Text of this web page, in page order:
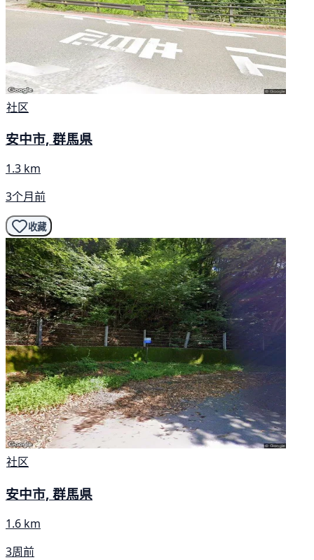
社区
安中市, 群馬県
1.3 km
3个月前
收藏
社区
安中市, 群馬県
1.6 km
3周前